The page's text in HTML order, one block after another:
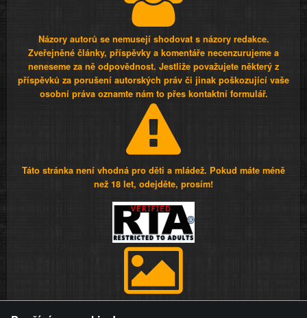
Názory autorů se nemusejí shodovat s názory redakce.
Zveřejněné články, příspěvky a komentáře necenzurujeme a
neneseme za ně odpovědnost. Jestliže považujete některý z
příspěvků za porušení autorských práv či jinak poškozující vaše
osobní práva oznamte nám to přes kontaktní formulář.
Táto stránka není vhodná pro děti a mládež. Pokud máte méně
než 18 let, odejděte, prosím!